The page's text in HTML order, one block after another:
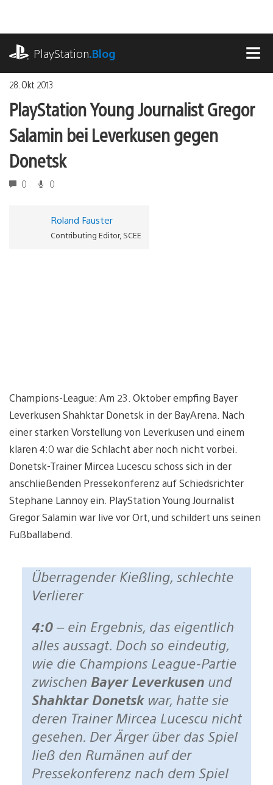
springen
PlayStation.Blog
28. Okt 2013
PlayStation Young Journalist Gregor
Salamin bei Leverkusen gegen
Donetsk
0 0
Roland Fauster
Contributing Editor, SCEE
Champions-League: Am 23. Oktober empfing Bayer
Leverkusen Shahktar Donetsk in der BayArena. Nach
einer starken Vorstellung von Leverkusen und einem
klaren 4:0 war die Schlacht aber noch nicht vorbei.
Donetsk-Trainer Mircea Lucescu schoss sich in der
anschließenden Pressekonferenz auf Schiedsrichter
Stephane Lannoy ein. PlayStation Young Journalist
Gregor Salamin war live vor Ort, und schildert uns seinen
Fußballabend.
Überragender Kießling, schlechte
Verlierer
4:0– ein Ergebnis, das eigentlich
alles aussagt. Doch so eindeutig,
wie die Champions League-Partie
zwischen Bayer Leverkusenund
Shahktar Donetskwar, hatte sie
deren Trainer Mircea Lucescu nicht
gesehen. Der Ärger über das Spiel
ließ den Rumänen auf der
Pressekonferenz nach dem Spiel